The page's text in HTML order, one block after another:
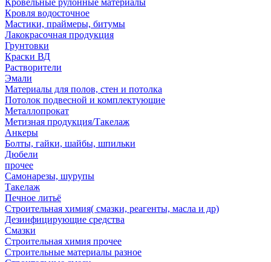
Кровельные рулонные материалы
Кровля водосточное
Мастики, праймеры, битумы
Лакокрасочная продукция
Грунтовки
Краски ВД
Растворители
Эмали
Материалы для полов, стен и потолка
Потолок подвесной и комплектующие
Металлопрокат
Метизная продукция/Такелаж
Анкеры
Болты, гайки, шайбы, шпильки
Дюбели
прочее
Самонарезы, шурупы
Такелаж
Печное литьё
Строительная химия( смазки, реагенты, масла и др)
Дезинфицирующие средства
Смазки
Строительная химия прочее
Строительные материалы разное